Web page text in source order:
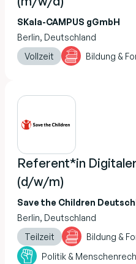
SKala-CAMPUS gGmbH
Berlin, Deutschland
Vollzeit
Bildung &
Referent*in
(d/w/m)
Save the Children
Berlin, Deutschland
Teilzeit
Bildung &
Politik &